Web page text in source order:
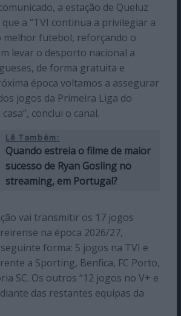
a estação de Queluz
a “TVI continua a privilegiar a
melhor futebol, reforçando o
levar o desporto nacional a
de forma gratuita e
época voltamos a assegurar
jogos da Primeira Liga do
conclui o canal.
Lê Também:
Quando estreia o filme de maior
sucesso de Ryan Gosling no
streaming, em Portugal?
vai transmitir os 17 jogos
na época 2026/27,
forma: 5 jogos na TVI e
a Sporting, Benfica, FC Porto,
SC. Os outros “12 jogos no V+ e
das restantes equipas da